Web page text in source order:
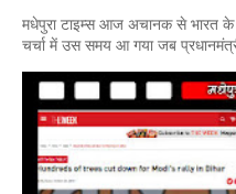
मधेपुरा टाइम्स आज अचानक से भारत
चर्चा में उस समय आ गया जब